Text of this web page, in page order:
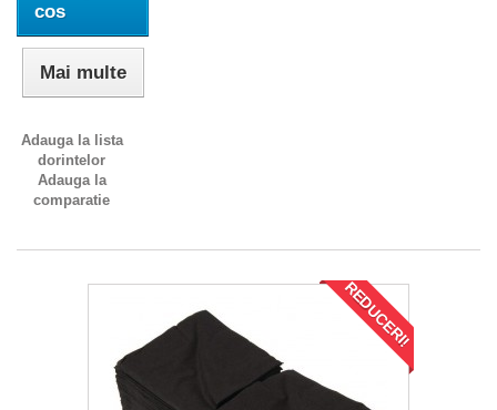
cos
Mai multe
Adauga la lista
dorintelor
Adauga la
comparatie
REDUCERI!